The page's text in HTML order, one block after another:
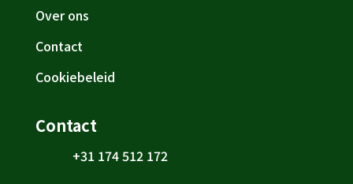
Over ons
Contact
Cookiebeleid
Contact
+31 174 512 172